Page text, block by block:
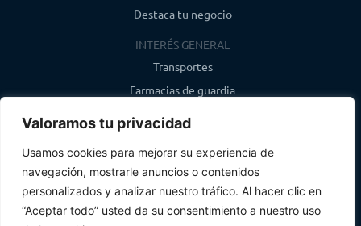
Valoramos tu privacidad
Usamos cookies para mejorar su experiencia de
navegación, mostrarle anuncios o contenidos
personalizados y analizar nuestro tráfico. Al hacer clic en
“Aceptar todo” usted da su consentimiento a nuestro uso
Destaca tu negocio
INTERÉS GENERAL
Transportes
Farmacias de guardia
CONTACTO
info@infosegovia.com